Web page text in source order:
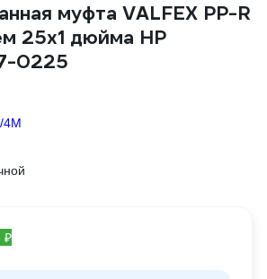
муфта VALFEX PP-R
25х1 дюйма НР
0225
4M
₽